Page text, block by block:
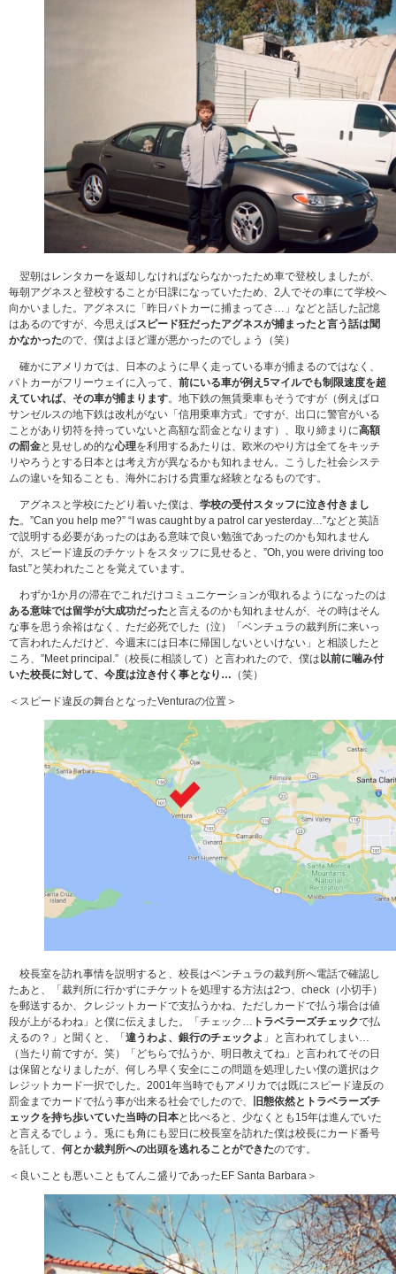
翌朝はレンタカーを返却しなければならなかったため車で登校しましたが、
毎朝アグネスと登校することが日課になっていたため、2人でその車にて学校へ
向かいました。アグネスに「昨日パトカーに捕まってさ…」などと話した記憶
はあるのですが、今思えばスピード狂だったアグネスが捕まったと言う話は聞
かなかったので、僕はよほど運が悪かったのでしょう（笑）
確かにアメリカでは、日本のように早く走っている車が捕まるのではなく、
パトカーがフリーウェイに入って、 前にいる車が例え5マイルでも制限速度を超
えていれば、その車が捕まります。地下鉄の無賃乗車もそうですが（例えばロ
サンゼルスの地下鉄は改札がない「信用乗車方式」ですが、出口に警官がいる
ことがあり切符を持っていないと高額な罰金となります）、取り締まりに高額
の罰金と見せしめ的な心理を利用するあたりは、欧米のやり方は全てをキッチ
リやろうとする日本とは考え方が異なるかも知れません。こうした社会システ
ムの違いを知ることも、海外における貴重な経験となるものです。
アグネスと学校にたどり着いた僕は、 学校の受付スタッフに泣き付きまし
た 。”Can you help me?” “I was caught by a patrol car yesterday…”などと英語
で説明する必要があったのはある意味で良い勉強であったのかも知れません
が、スピード違反のチケットをスタッフに見せると、”Oh, you were driving too
fast.”と笑われたことを覚えています。
わずか1か月の滞在でこれだけコミュニケーションが取れるようになったのは
ある意味では留学が大成功だった と言えるのかも知れませんが、その時はそん
な事を思う余裕はなく、ただ必死でした（泣）「ベンチュラの裁判所に来いっ
て言われたんだけど、今週末には日本に帰国しないといけない」と相談したと
ころ、”Meet principal.”（校長に相談して）と言われたので、僕は 以前に噛み付
いた校長に対して、今度は泣き付く事となり… （笑）
＜スピード違反の舞台となったVenturaの位置＞
校長室を訪れ事情を説明すると、校長はベンチュラの裁判所へ電話で確認し
たあと、「裁判所に行かずにチケットを処理する方法は2つ、check（小切手）
を郵送するか、クレジットカードで支払うかね、ただしカードで払う場合は値
段が上がるわね」と僕に伝えました。「チェック…
トラベラーズチェックで払
えるの？」と聞くと、「違うわよ、銀行のチェックよ 」と言われてしまい…
（当たり前ですが。笑）「どちらで払うか、明日教えてね」と言われてその日
は保留となりましたが、何しろ早く安全にこの問題を処理したい僕の選択はク
レジットカード一択でした。2001年当時でもアメリカでは既にスピード違反の
罰金までカードで払う事が出来る社会でしたので、
旧態依然とトラベラーズチ
ェックを持ち歩いていた当時の日本と比べると、少なくとも15年は進んでいた
と言えるでしょう。兎にも角にも翌日に校長室を訪れた僕は校長にカード番号
を託して、 何とか裁判所への出頭を逃れることができたのです。
＜良いことも悪いこともてんこ盛りであったEF Santa Barbara＞